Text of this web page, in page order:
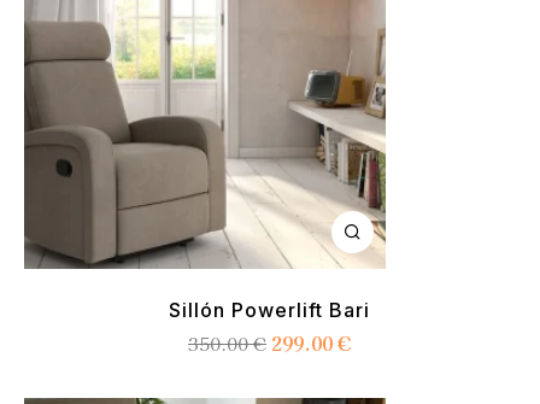
Sillón Powerlift Bari
350.00€ 299.00€